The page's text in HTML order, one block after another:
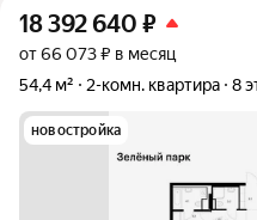
18 392 640 ₽
от 66 073 ₽ в месяц
54,4 м²
2-комн. квартира 8
новостройка